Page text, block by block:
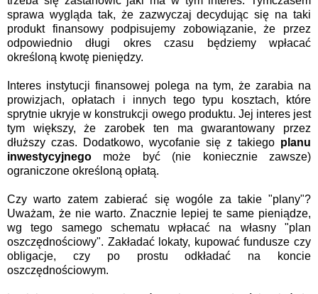
sprawa wygląda tak, że zazwyczaj decydując się na taki
produkt finansowy podpisujemy zobowiązanie, że przez
odpowiednio długi okres czasu będziemy wpłacać
określoną kwotę pieniędzy.
Interes instytucji finansowej polega na tym, że zarabia na
prowizjach, opłatach i innych tego typu kosztach, które
sprytnie ukryje w konstrukcji owego produktu. Jej interes jest
tym większy, że zarobek ten ma gwarantowany przez
dłuższy czas. Dodatkowo, wycofanie się z takiego planu
inwestycyjnego może być (nie koniecznie zawsze)
ograniczone określoną opłatą.
Czy warto zatem zabierać się wogóle za takie "plany"?
Uważam, że nie warto. Znacznie lepiej te same pieniądze,
wg tego samego schematu wpłacać na własny "plan
oszczędnościowy". Zakładać lokaty, kupować fundusze czy
obligacje, czy po prostu odkładać na koncie
oszczędnościowym.